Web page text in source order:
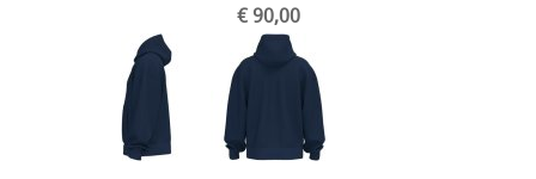
€ 90,00